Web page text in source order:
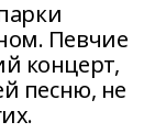
Певчие
концерт,
песню, не